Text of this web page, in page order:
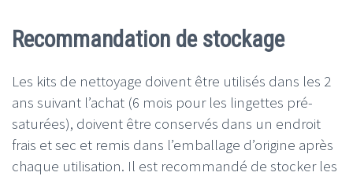
Recommandation de stockage
Les kits de nettoyage doivent être utilisés dans les 2
ans suivant l’achat (6 mois pour les lingettes pré-
saturées), doivent être conservés dans un endroit
frais et sec et remis dans l’emballage d’origine après
chaque utilisation. Il est recommandé de stocker les